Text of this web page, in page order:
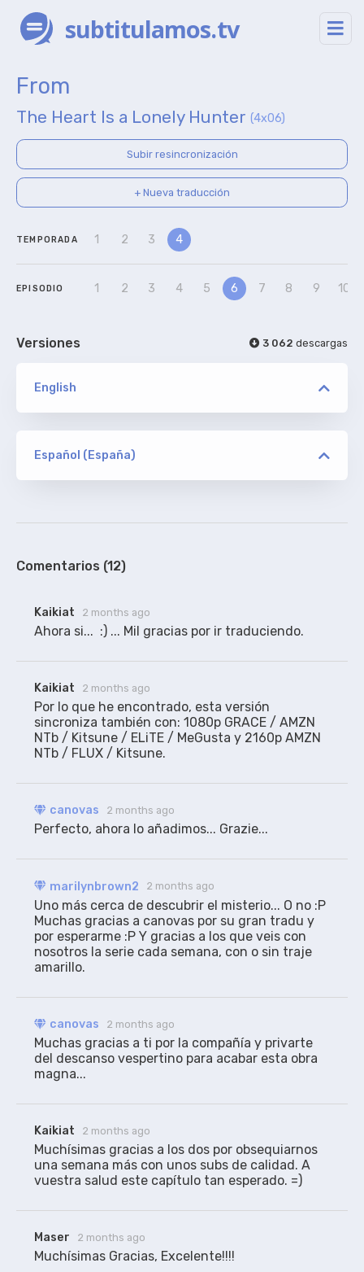
subtitulamos.tv
From
The Heart Is a Lonely Hunter (4x06)
Subir resincronización
+ Nueva traducción
TEMPORADA 1 2 3 4
EPISODIO 1 2 3 4 5 6 7 8 9 10
Versiones 3 062 descargas
English
FLUX/NTb/GRACE/Kitsune/MeGusta/ELiTE
ORIGINAL canovas
Español (España)
FLUX/NTb/GRACE/Kitsune/MeGusta/ELiTE
versión
RESINCRONIZADO canovas
Resincro para dicha versión triste y solitaria...
Comentarios (12)
Kaikiat 2 months ago
Ahora si...  :) ... Mil gracias por ir traduciendo.
Kaikiat 2 months ago
Por lo que he encontrado, esta versión
sincroniza también con: 1080p GRACE / AMZN
NTb / Kitsune / ELiTE / MeGusta y 2160p AMZN
NTb / FLUX / Kitsune.
canovas 2 months ago
Perfecto, ahora lo añadimos... Grazie...
marilynbrown2 2 months ago
Uno más cerca de descubrir el misterio... O no :P
Muchas gracias a canovas por su gran tradu y
por esperarme :P Y gracias a los que veis con
nosotros la serie cada semana, con o sin traje
amarillo.
canovas 2 months ago
Muchas gracias a ti por la compañía y privarte
del descanso vespertino para acabar esta obra
magna...
Kaikiat 2 months ago
Muchísimas gracias a los dos por obsequiarnos
una semana más con unos subs de calidad. A
vuestra salud este capítulo tan esperado. =)
Maser 2 months ago
Muchísimas Gracias, Excelente!!!!